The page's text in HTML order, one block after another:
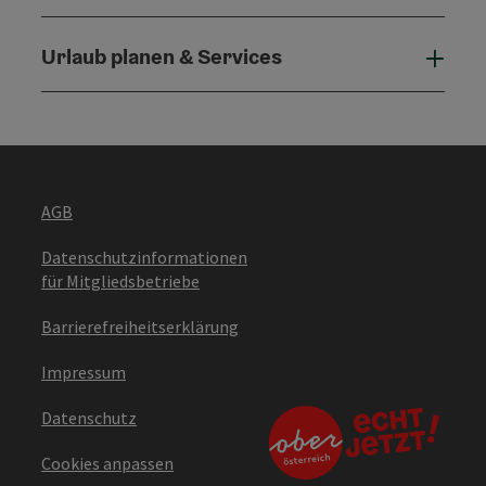
Urlaub planen & Services
AGB
Datenschutzinformationen
für Mitgliedsbetriebe
Barrierefreiheitserklärung
Impressum
Datenschutz
Cookies anpassen